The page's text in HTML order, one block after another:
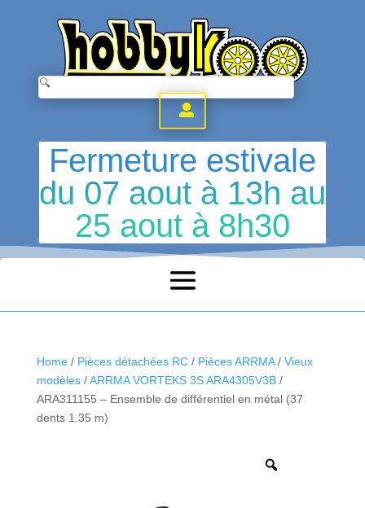
.
Fermeture estivale
du 07 aout à 13h au
25 aout à 8h30
Home/ Pièces détachées RC/ Pièces ARRMA/ Vieux
modèles/ARRMA VORTEKS 3S ARA4305V3B/
ARA311155 – Ensemble de différentiel en métal (37
dents 1.35 m)